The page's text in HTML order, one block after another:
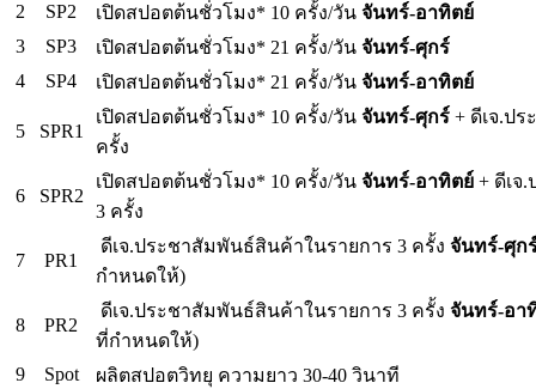
2
SP2 เปิดสปอตต้นชั่วโมง* 10 ครั้ง/วัน จันทร์-อาทิตย์
3
SP3 เปิดสปอตต้นชั่วโมง* 21 ครั้ง/วัน จันทร์-ศุกร์
4
SP4 เปิดสปอตต้นชั่วโมง* 21 ครั้ง/วัน จันทร์-อาทิตย์
5 SPR1
เปิดสปอตต้นชั่วโมง* 10 ครั้ง/วัน จันทร์-ศุกร์ + ดีเจ.ป
ครั้ง
6 SPR2
เปิดสปอตต้นชั่วโมง* 10 ครั้ง/วัน จันทร์-อาทิตย์ + ดีเจ
3 ครั้ง
7 PR1
ดีเจ.ประชาสัมพันธ์สินค้าในรายการ 3 ครั้ง จันทร์-ศุก
กำหนดให้)
8 PR2
ดีเจ.ประชาสัมพันธ์สินค้าในรายการ 3 ครั้ง จันทร์-อา
ที่กำหนดให้)
9
Spot ผลิตสปอตวิทยุ ความยาว 30-40 วินาที